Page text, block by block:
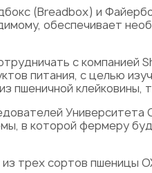
(Breadbox) и
обеспечивает
с компанией
питания, с целью
пшеничной клейковины,
в которой фермеру
трех сортов пшеницы